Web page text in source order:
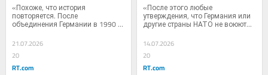
«Похоже, что история
повторяется. После
объединения Германии в 1990
году немецкое...
21.07.2026
20
RT.com
«После этого любые
утверждения, что Германия или
другие страны НАТО не воюют...
14.07.2026
20
RT.com